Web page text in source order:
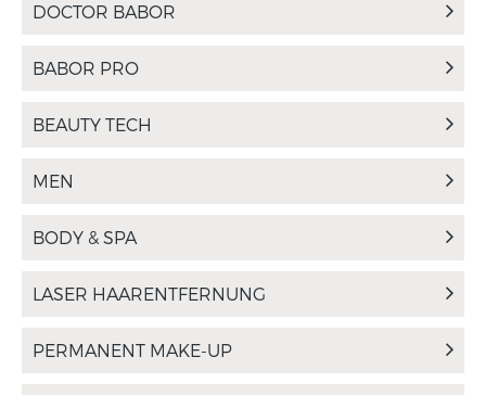
DOCTOR BABOR
BABOR PRO
BEAUTY TECH
MEN
BODY & SPA
LASER HAARENTFERNUNG
PERMANENT MAKE-UP